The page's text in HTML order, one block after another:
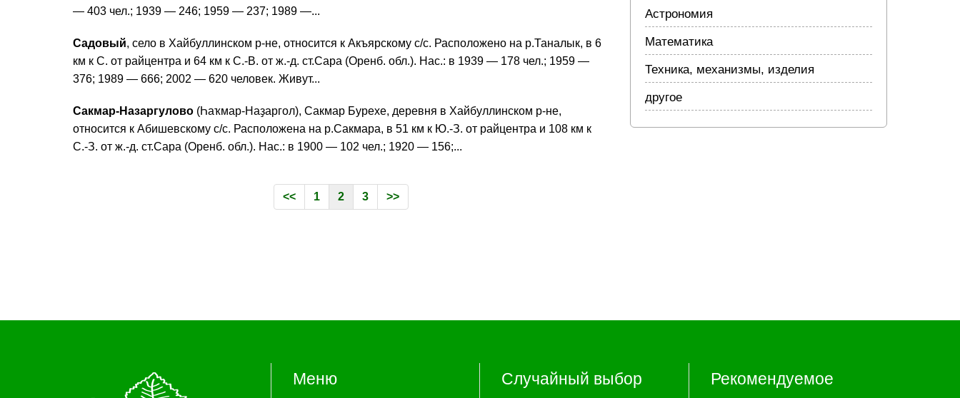
— 403 чел.; 1939 — 246; 1959 — 237; 1989 —...
Садовый, село в Хайбуллинском р-не, относится к Акъярскому с/с. Расположено на р.Таналык, в 6
км к С. от райцентра и 64 км к С.-В. от ж.-д. ст.Сара (Оренб. обл.). Нас.: в 1939 — 178 чел.; 1959 —
376; 1989 — 666; 2002 — 620 человек. Живут...
Сакмар-Назаргулово (Һаҡмар-Наҙаргол), Сакмар Бурехе, деревня в Хайбуллинском р-не,
относится к Абишевскому с/с. Расположена на р.Сакмара, в 51 км к Ю.-З. от райцентра и 108 км к
С.-З. от ж.-д. ст.Сара (Оренб. обл.). Нас.: в 1900 — 102 чел.; 1920 — 156;...
<< 1 2 3 >>
Астрономия
Математика
Техника, механизмы, изделия
другое
Меню Случайный выбор Рекомендуемое